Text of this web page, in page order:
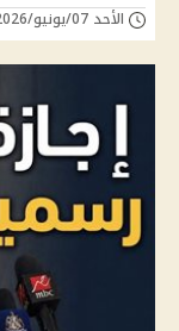
الأحد 07/يونيو/2026 - 06:39 م